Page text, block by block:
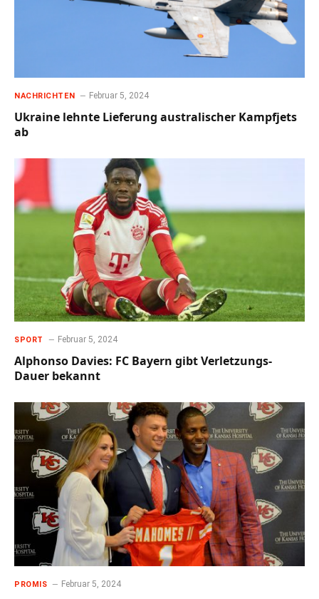
NACHRICHTEN Februar 5, 2024
Ukraine lehnte Lieferung australischer Kampfjets
ab
SPORT Februar 5, 2024
Alphonso Davies: FC Bayern gibt Verletzungs-
Dauer bekannt
PROMIS Februar 5, 2024